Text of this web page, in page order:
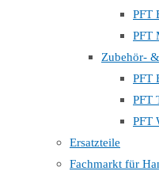
PFT
PFT
Zubehör-
PFT
PFT
PFT
Ersatzteile
Fachmarkt für